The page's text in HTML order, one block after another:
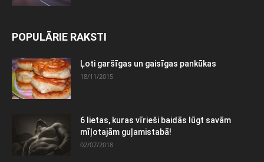
POPULĀRIE RAKSTI
Ļoti garšīgas un gaisīgas pankūkas
18/11/2015
6 lietas, kuras vīrieši baidās lūgt savām
mīļotajām guļamistabā!
02/07/2018